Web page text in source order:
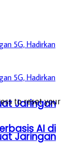
Jaringan
AI di
Jaringan
to reset your